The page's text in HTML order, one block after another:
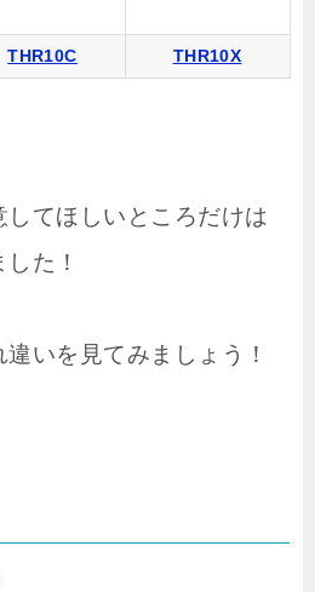
THR10C THR10X
てほしいところだけは
た！
いを見てみましょう！